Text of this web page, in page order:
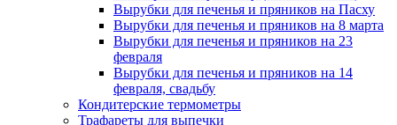
Вырубки для печенья и пряников на Пасху
Вырубки для печенья и пряников на 8 марта
Вырубки для печенья и пряников на 23
февраля
Вырубки для печенья и пряников на 14
февраля, свадьбу
Кондитерские термометры
Трафареты для выпечки